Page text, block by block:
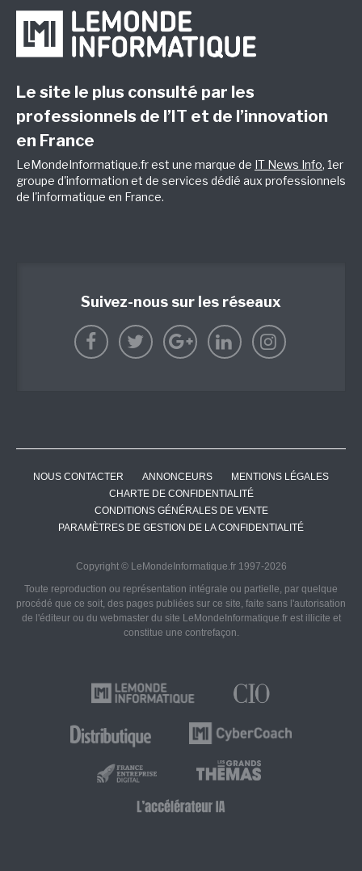
Le site le plus consulté par les
professionnels de l’IT et de l’innovation
en France
LeMondeInformatique.fr est une marque de IT News Info, 1er
groupe d'information et de services dédié aux professionnels
de l'informatique en France.
Suivez-nous sur les réseaux
NOUS CONTACTER ANNONCEURS
MENTIONS LÉGALES
CHARTE DE CONFIDENTIALITÉ
CONDITIONS GÉNÉRALES DE VENTE
PARAMÈTRES DE GESTION DE LA CONFIDENTIALITÉ
Copyright © LeMondeInformatique.fr 1997-2026
Toute reproduction ou représentation intégrale ou partielle, par quelque
procédé que ce soit, des pages publiées sur ce site, faite sans l'autorisation
de l'éditeur ou du webmaster du site LeMondeInformatique.fr est illicite et
constitue une contrefaçon.